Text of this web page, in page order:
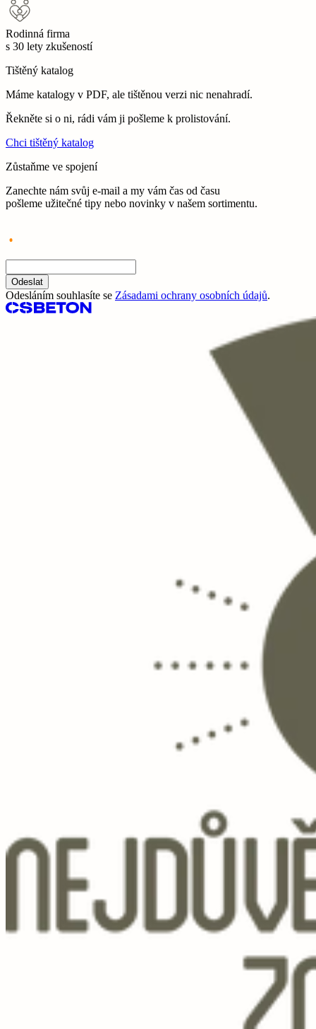
Rodinná firma
s 30 lety zkušeností
Tištěný katalog
Máme katalogy v PDF, ale tištěnou verzi nic nenahradí.
Řekněte si o ni, rádi vám ji pošleme k prolistování.
Chci tištěný katalog
Zůstaňme ve spojení
Zanechte nám svůj e-mail a my vám čas od času
pošleme užitečné tipy nebo novinky v našem sortimentu.
Odeslat
Odesláním souhlasíte se Zásadami ochrany osobních údajů.